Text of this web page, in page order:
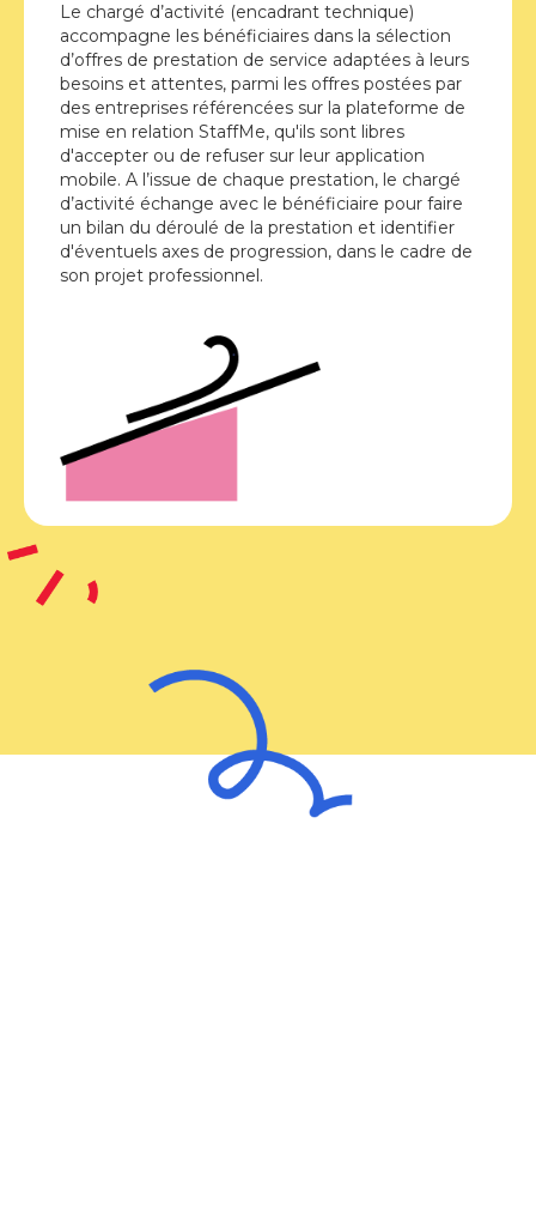
Le chargé d’activité (encadrant technique)
accompagne les bénéficiaires dans la sélection
d’offres de prestation de service adaptées à leurs
besoins et attentes, parmi les offres postées par
des entreprises référencées sur la plateforme de
mise en relation StaffMe, qu'ils sont libres
d'accepter ou de refuser sur leur application
mobile. A l’issue de chaque prestation, le chargé
d’activité échange avec le bénéficiaire pour faire
un bilan du déroulé de la prestation et identifier
d'éventuels axes de progression, dans le cadre de
son projet professionnel.